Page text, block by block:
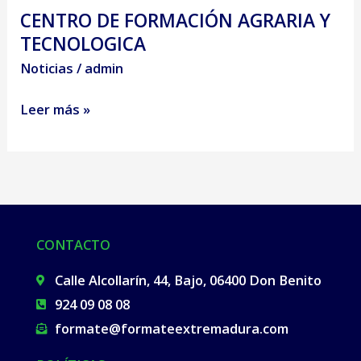
CENTRO DE FORMACIÓN AGRARIA Y
TECNOLOGICA
Noticias /admin
CENTRO
DE
FORMACIÓN
Y
Leer más »
CONTACTO
Calle Alcollarín, 44, Bajo, 06400 Don Benito
924 09 08 08​
formate@formateextremadura.com